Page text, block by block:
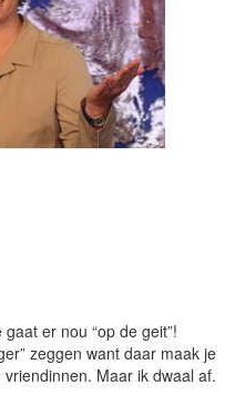
er nou “op de geit”!
zeggen want daar maak je
Maar ik dwaal af.